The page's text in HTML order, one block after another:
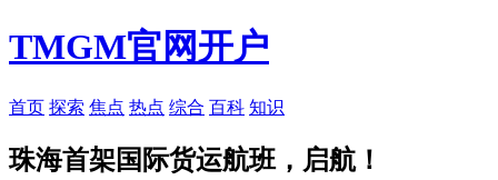
TMGM官网开户
首页 探索 焦点 热点 综合 百科 知识
珠海首架国际货运航班，启航！